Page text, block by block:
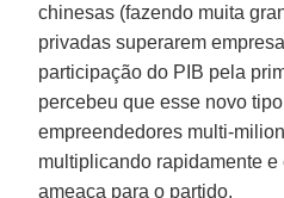
chinesas (fazendo muita
privadas superarem
participação do PIB pela
percebeu que esse novo
empreendedores multi-
multiplicando rapidamente
ameaça para o partido.